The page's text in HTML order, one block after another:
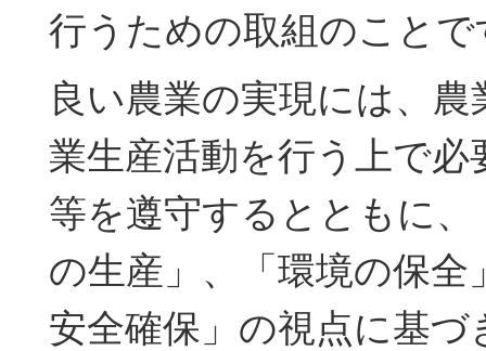
行うための取組のことで
良い農業の実現には、
業生産活動を行う上で必
等を遵守するとともに
の生産」、「環境の保全
安全確保」の視点に基づ